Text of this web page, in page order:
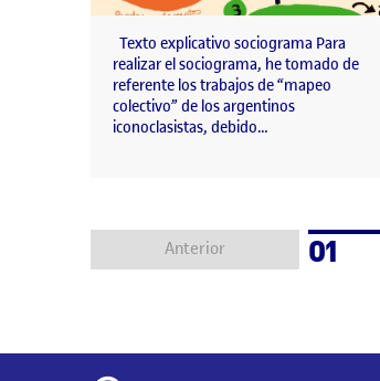
Texto explicativo sociograma Para
realizar el sociograma, he tomado de
referente los trabajos de “mapeo
colectivo” de los argentinos
iconoclasistas, debido…
Anterior Página
01